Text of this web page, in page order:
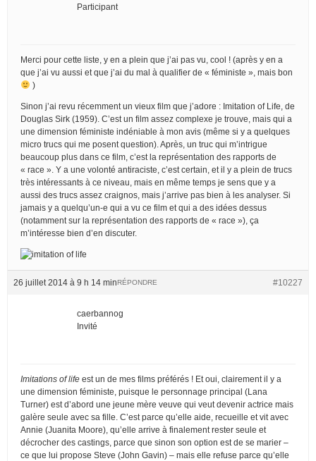
Participant
Merci pour cette liste, y en a plein que j’ai pas vu, cool ! (après y en a
que j’ai vu aussi et que j’ai du mal à qualifier de « féministe », mais bon
)
Sinon j’ai revu récemment un vieux film que j’adore : Imitation of Life, de
Douglas Sirk (1959). C’est un film assez complexe je trouve, mais qui a
une dimension féministe indéniable à mon avis (même si y a quelques
micro trucs qui me posent question). Après, un truc qui m’intrigue
beaucoup plus dans ce film, c’est la représentation des rapports de
« race ». Y a une volonté antiraciste, c’est certain, et il y a plein de trucs
très intéressants à ce niveau, mais en même temps je sens que y a
aussi des trucs assez craignos, mais j’arrive pas bien à les analyser. Si
jamais y a quelqu’un-e qui a vu ce film et qui a des idées dessus
(notamment sur la représentation des rapports de « race »), ça
m’intéresse bien d’en discuter.
26 juillet 2014 à 9 h 14 min #10227
RÉPONDRE
caerbannog
Invité
Imitations of life est un de mes films préférés ! Et oui, clairement il y a
une dimension féministe, puisque le personnage principal (Lana
Turner) est d’abord une jeune mère veuve qui veut devenir actrice mais
galère seule avec sa fille. C’est parce qu’elle aide, recueille et vit avec
Annie (Juanita Moore), qu’elle arrive à finalement rester seule et
décrocher des castings, parce que sinon son option est de se marier –
ce que lui propose Steve (John Gavin) – mais elle refuse parce qu’elle